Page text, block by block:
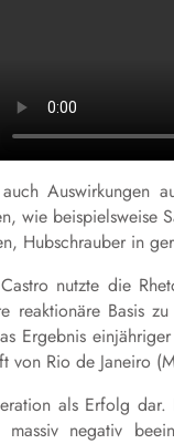
wie
Hubschrauber in
nutzte die
reaktionäre Basis
Ergebnis
von Rio de Janeiro
als Erfolg dar.
negativ